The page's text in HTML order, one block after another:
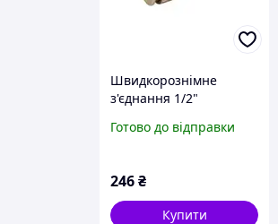
Швидкорознімне
з'єднання 1/2"
KA40SF2E
Готово до відправки
246₴
Купити